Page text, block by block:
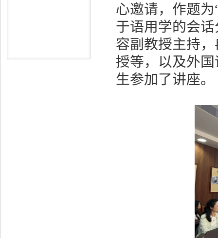
心邀请，作题为
于语用学的会
容副教授主持
授等，以及外
生参加了讲座。